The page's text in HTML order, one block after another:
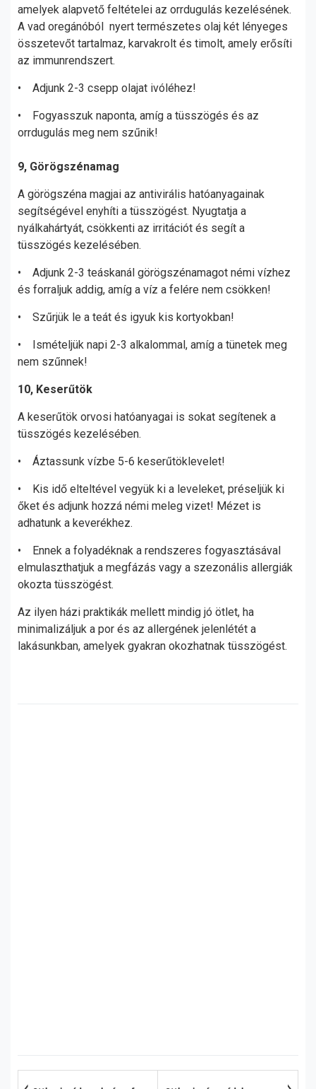
amelyek alapvető feltételei az orrdugulás kezelésének.
A vad oregánóból nyert természetes olaj két lényeges
összetevőt tartalmaz, karvakrolt és timolt, amely erősíti
az immunrendszert.
• Adjunk 2-3 csepp olajat ivóléhez!
• Fogyasszuk naponta, amíg a tüsszögés és az
orrdugulás meg nem szűnik!
9, Görögszénamag
A görögszéna magjai az antivirális hatóanyagainak
segítségével enyhíti a tüsszögést. Nyugtatja a
nyálkahártyát, csökkenti az irritációt és segít a
tüsszögés kezelésében.
• Adjunk 2-3 teáskanál görögszénamagot némi vízhez
és forraljuk addig, amíg a víz a felére nem csökken!
• Szűrjük le a teát és igyuk kis kortyokban!
• Ismételjük napi 2-3 alkalommal, amíg a tünetek meg
nem szűnnek!
10, Keserűtök
A keserűtök orvosi hatóanyagai is sokat segítenek a
tüsszögés kezelésében.
• Áztassunk vízbe 5-6 keserűtöklevelet!
• Kis idő elteltével vegyük ki a leveleket, préseljük ki
őket és adjunk hozzá némi meleg vizet! Mézet is
adhatunk a keverékhez.
• Ennek a folyadéknak a rendszeres fogyasztásával
elmulaszthatjuk a megfázás vagy a szezonális allergiák
okozta tüsszögést.
Az ilyen házi praktikák mellett mindig jó ötlet, ha
minimalizáljuk a por és az allergének jelenlétét a
lakásunkban, amelyek gyakran okozhatnak tüsszögést.